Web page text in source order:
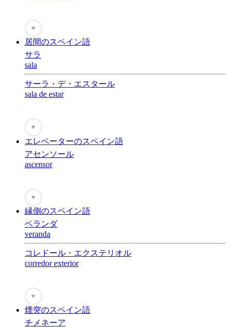
♥
居間のスペイン語
サラ
sala
サーラ・デ・エスタール
sala de estar
♥
エレベーターのスペイン語
アセンソール
ascensor
♥
縁側のスペイン語
ベランダ
veranda
コレドール・エクステリオル
corredor exterior
♥
煙突のスペイン語
チメネーア